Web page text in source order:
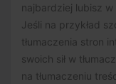
najbardziej lubisz
Jeśli na przykład
tłumaczenia stron
swoich sił w
na tłumaczeniu